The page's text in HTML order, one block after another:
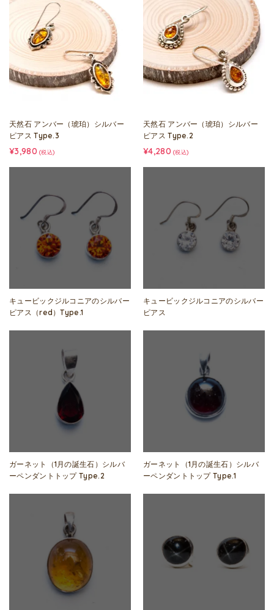
天然石 アンバー（琥珀）シルバー
ピアス Type.3
¥3,980 (税込)
天然石 アンバー（琥珀）シルバー
ピアス Type.2
¥4,280 (税込)
キュービックジルコニアのシルバー
ピアス（red）Type.1
キュービックジルコニアのシルバー
ピアス
ガーネット（1月の誕生石）シルバ
ーペンダントトップ Type.2
ガーネット（1月の誕生石）シルバ
ーペンダントトップ Type.1